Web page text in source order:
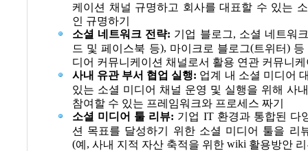
케이션 채널 규명하고 회사를 대표할 수 있는
인 규명하기
소셜 네트워크 전략: 기업 블로그, 소셜 네트워
드 및 페이스북 등), 마이크로 블로그(트위터) 등
디어 커뮤니케이션 채널로서 활용 연관 커뮤니
사내 유관 부서 협업 실행: 업계 내 소셜 미디어
있는 소셜 미디어 채널 운영 및 실행을 위해 사
참여할 수 있는 프레임워크와 프로세스 짜기
소셜 미디어 툴 리뷰: 기업 IT 환경과 통합된 다
션 목표를 달성하기 위한 소셜 미디어 툴을 리
(예 , 사내 지적 자산 축적을 위한 wiki 활용방안